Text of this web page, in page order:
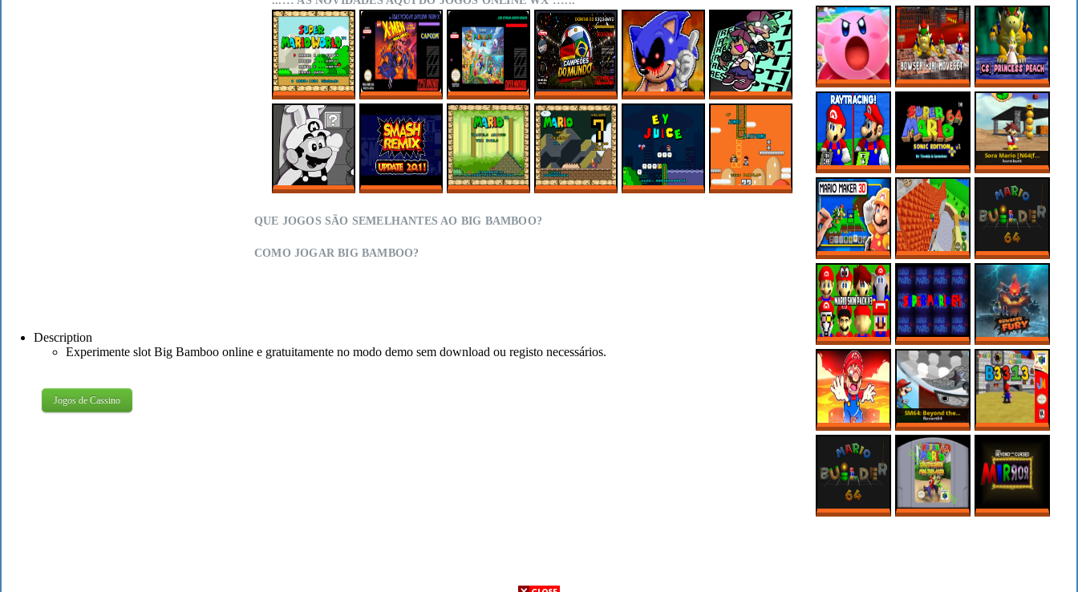
SUPER MARIO 64
KIRBY EDITION
SUPER MARIO 64
PC PORT –
BOWSER (+JR)
MOVESET V1.1
SUPER MARIO 64
PC PORT –
CHARACTER
SELECT:
PRINCESS PEACH
SUPER MARIO 64
RTX ONLINE
MARIO 64 SONIC
EDITION PLUS
V2.2.2
SORA MARIO
[N64(FIX) + PC]
3D MARIO MAKER
IS HERE?!
CREEPY SECRET
IN REGULAR 64
ROBLOX
MARIO BUILDER
64 ROM HACK –
MARIO MAKER
SUPER MARIO 64
PC PORT – MODS
– MARIO SKIN
PACK
SUPER MARIO
64’S SCARIEST
ROM HACK
BOWSER FURY
ONLINE NO PC
MARIO MAKER,
MAS SÓ VALEM
FASES NA LAVA!
SM64: BEYOND
THE CURSED
MIRROR 1.3
B3313 (V0.7)
MARIO BUILDER
SUPER MARIO 64
SM64: BEYOND
SUPER MARIO
WORLD SA-1
ONLINE
X-MEN – MUTANT
REBALANCED
ONLINE
SUPER MARIO
WORLD MIX ONLINE
CAMPEÕES DO
MUNDO (ISS)
ONLINE
SONIC.EXE – THE
ORIGINAL GAME
ONLINE
FNF RESCRIPT:
BLUEBALLED
MARIO LAND
SMASH REMIX 2.0.1
MARIO TRAVELS
SMWC VANILLA LDC
EY JUICE – SUPER
OF JUMPS AND
QUE JOGOS SÃO SEMELHANTES AO BIG BAMBOO?
COMO JOGAR BIG BAMBOO?
Description
Experimente slot Big Bamboo online e gratuitamente no modo demo sem download ou registo necessários.
Jogos de Cassino